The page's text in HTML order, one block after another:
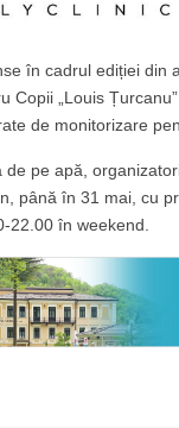
în cadrul ediției din
Copii „Louis
de monitorizare
de pe apă,
până în 31 mai, cu
22.00 în weekend.